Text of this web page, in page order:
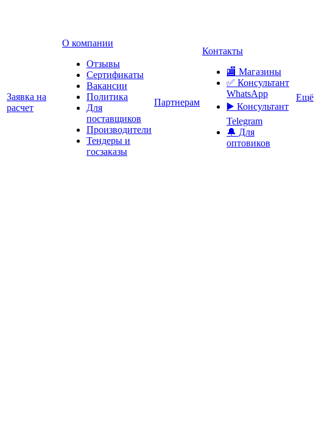
Заявка на
расчет
О компании
Отзывы
Сертификаты
Вакансии
Политика
Для
поставщиков
Производители
Тендеры и
госзаказы
Партнерам
Контакты
🏬 Магазины
✅️ Консультант
WhatsApp
▶️ Консультант
Telegram
🔔 Для
оптовиков
Ещё